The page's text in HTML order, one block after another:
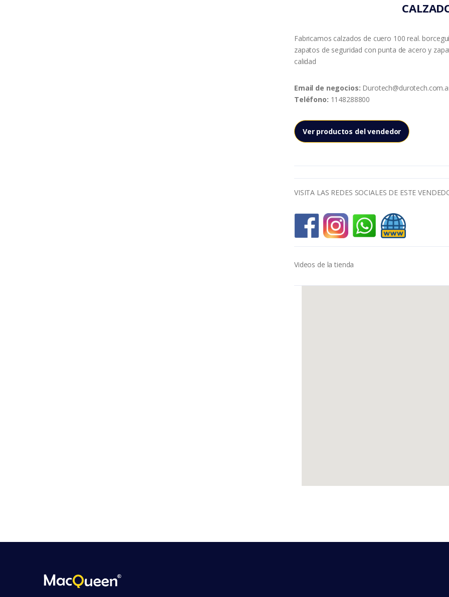
Fabricamos calzados de cuero 100 real.
zapatos de seguridad con punta de acero y
calidad
Email de negocios:
Teléfono: 1148288800
Ver productos del vendedor
VISITA LAS REDES SOCIALES DE ESTE
Videos de la tienda